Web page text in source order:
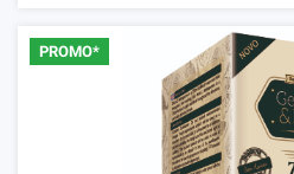
PROMO*